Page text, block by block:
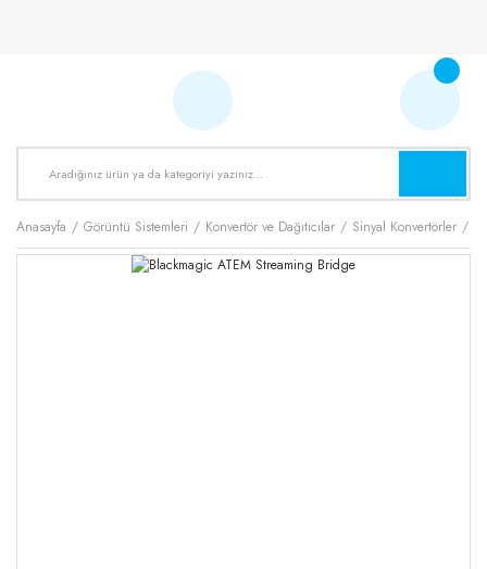
Anasayfa Görüntü Sistemleri Konvertör ve Dağıtıcılar Sinyal Konvertörler